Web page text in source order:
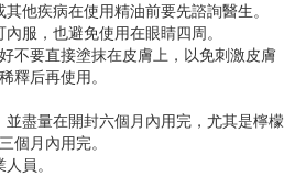
他疾病在使用精油前要先諮詢醫生。
服，也避免使用在眼睛四周。
不要直接塗抹在皮膚上，以免刺激皮膚
釋后再使用。
並盡量在開封六個月內用完，尤其是檸檬
個月內用完。
員。